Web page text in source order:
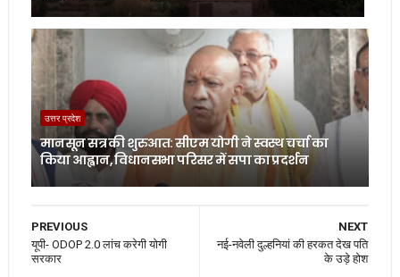
उत्तर प्रदेश
मानसून सत्र की शुरुआत: सीएम योगी ने स्वस्थ चर्चा का
किया आह्वान, विधानसभा परिसर में सपा का प्रदर्शन
NEXT
नई-नवेली दुल्हनियां की हरकत देख पति
के उड़े होश
PREVIOUS
यूपी- ODOP 2.0 लांच करेगी योगी
सरकार